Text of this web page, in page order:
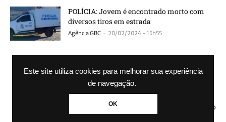
Este site utiliza cookies para melhorar sua experiência
de navegação.
OK
POLÍCIA: Jovem é encontrado morto com
diversos tiros em estrada
Agência GBC - 20/02/2024 - 15h55
acidente entre três carros
Agência GBC - 30/09/2023 - 09h57
Identificados motoristas mortos após colisão
frontal na BR-386